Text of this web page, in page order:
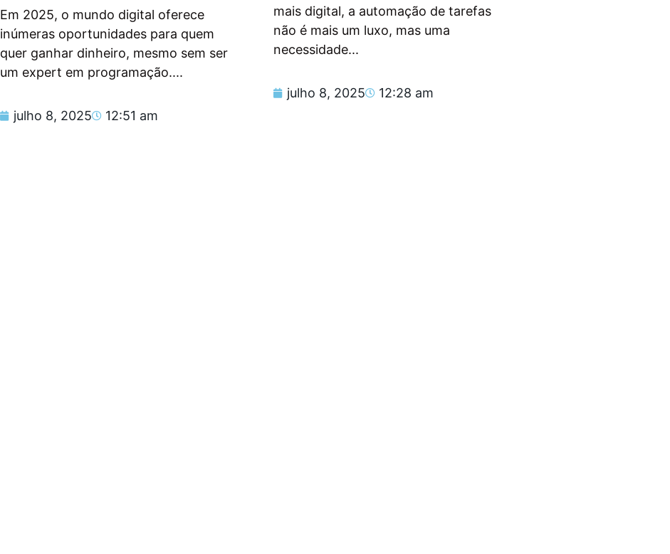
Em 2025, o mundo digital oferece
inúmeras oportunidades para quem
quer ganhar dinheiro, mesmo sem ser
um expert em programação....
julho 8, 2025 12:51 am
mais digital, a automação de tarefas
não é mais um luxo, mas uma
necessidade...
julho 8, 2025 12:28 am